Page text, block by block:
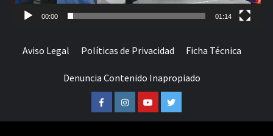
00:00 01:14
Aviso Legal Políticas de Privacidad Ficha Técnica
Denuncia Contenido Inapropiado
FacebookInstagramYoutubeTwitter